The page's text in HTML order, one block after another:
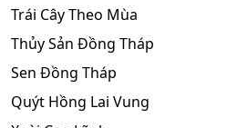
Trái Cây Theo Mùa
Thủy Sản Đồng Tháp
Sen Đồng Tháp
Quýt Hồng Lai Vung